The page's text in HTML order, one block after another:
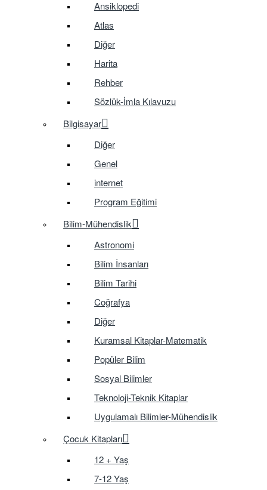
Ansiklopedi
Atlas
Diğer
Harita
Rehber
Sözlük-İmla Kılavuzu
Bilgisayar
Diğer
Genel
internet
Program Eğitimi
Bilim-Mühendislik
Astronomi
Bilim İnsanları
Bilim Tarihi
Coğrafya
Diğer
Kuramsal Kitaplar-Matematik
Popüler Bilim
Sosyal Bilimler
Teknoloji-Teknik Kitaplar
Uygulamalı Bilimler-Mühendislik
Çocuk Kitapları
12 + Yaş
7-12 Yaş